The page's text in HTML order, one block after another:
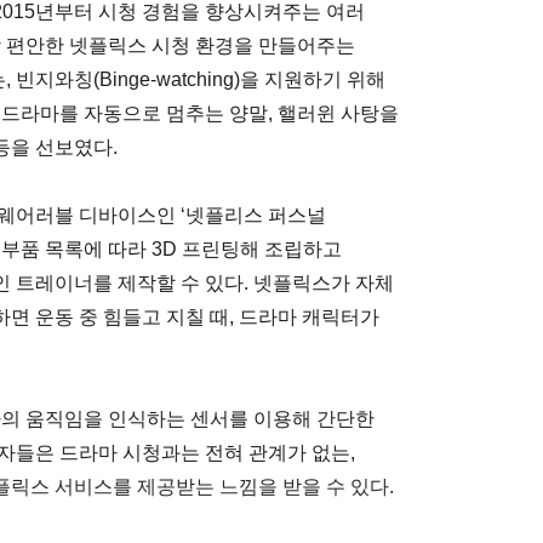
년부터 시청 경험을 향상시켜주는 여러
안한 넷플릭스 시청 환경을 만들어주는
빈지와칭(Binge-watching)을 지원하기 위해
라마를 자동으로 멈추는 양말, 핼러윈 사탕을
을 선보였다.
어러블 디바이스인 ‘넷플리스 퍼스널
품 목록에 따라 3D 프린팅해 조립하고
트레이너를 제작할 수 있다. 넷플릭스가 자체
운동 중 힘들고 지칠 때, 드라마 캐릭터가
움직임을 인식하는 센서를 이용해 간단한
들은 드라마 시청과는 전혀 관계가 없는,
스 서비스를 제공받는 느낌을 받을 수 있다.